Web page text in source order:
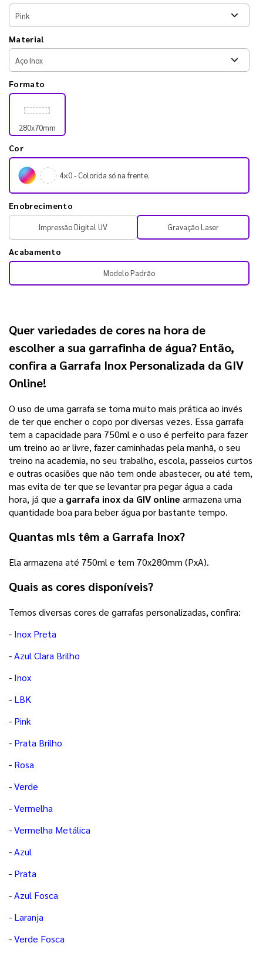
Material
Formato
280x70mm
Cor
4×0 - Colorida só na frente.
Enobrecimento
Impressão Digital UV Gravação Laser
Acabamento
Modelo Padrão
Quer variedades de cores na hora de
escolher a sua garrafinha de água? Então,
confira a Garrafa Inox Personalizada da GIV
Online!
O uso de uma garrafa se torna muito mais prática ao invés
de ter que encher o copo por diversas vezes. Essa garrafa
tem a capacidade para 750ml e o uso é perfeito para fazer
um treino ao ar livre, fazer caminhadas pela manhã, o seu
treino na academia, no seu trabalho, escola, passeios curtos
e outras ocasiões que não tem onde abastecer, ou até tem,
mas evita de ter que se levantar pra pegar água a cada
hora, já que a garrafa inox da GIV online armazena uma
quantidade boa para beber água por bastante tempo.
Quantas mls têm a Garrafa Inox?
Ela armazena até 750ml e tem 70x280mm (PxA).
Quais as cores disponíveis?
Temos diversas cores de garrafas personalizadas, confira:
- Inox Preta
-Azul Clara Brilho
- Inox
- LBK
- Pink
- Prata Brilho
- Rosa
-Verde
-Vermelha
-Vermelha Metálica
-Azul
- Prata
-Azul Fosca
- Laranja
-Verde Fosca